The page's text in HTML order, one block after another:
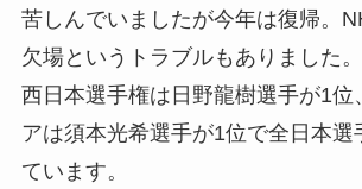
苦しんでいましたが今年は復帰。
欠場というトラブルもありました。
西日本選手権は日野龍樹選手が1位
アは須本光希選手が1位で全日本選
ています。